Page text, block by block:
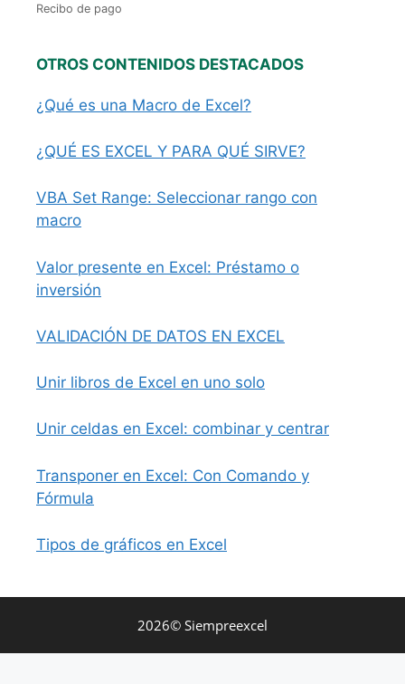
Recibo de pago
OTROS CONTENIDOS DESTACADOS
¿Qué es una Macro de Excel?
¿QUÉ ES EXCEL Y PARA QUÉ SIRVE?
VBA Set Range: Seleccionar rango con
macro
Valor presente en Excel: Préstamo o
inversión
VALIDACIÓN DE DATOS EN EXCEL
Unir libros de Excel en uno solo
Unir celdas en Excel: combinar y centrar
Transponer en Excel: Con Comando y
Fórmula
Tipos de gráficos en Excel
2026© Siempreexcel